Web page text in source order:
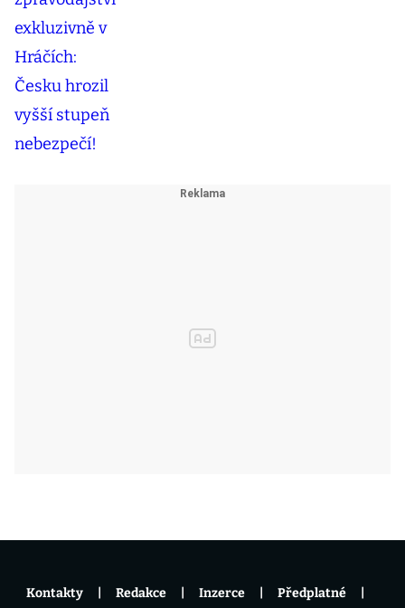
Kontakty Redakce Inzerce Předplatné